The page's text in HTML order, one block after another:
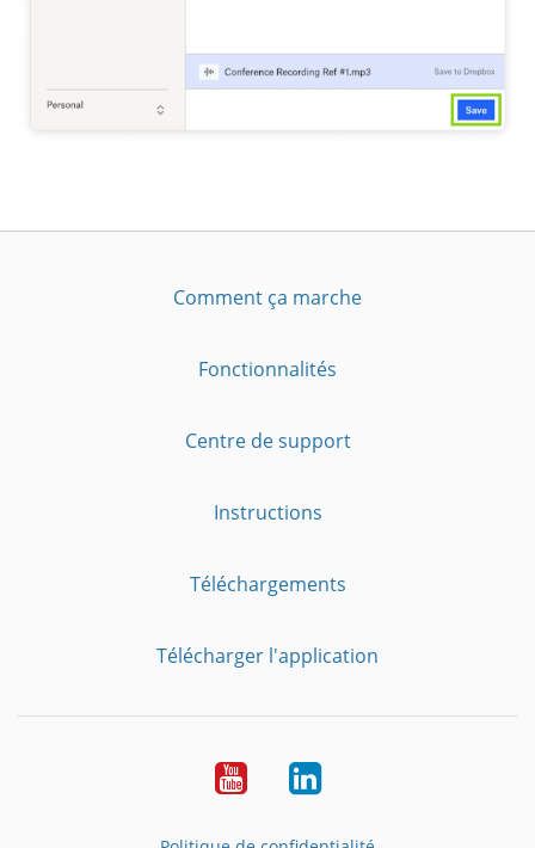
Comment ça marche
Fonctionnalités
Centre de support
Instructions
Téléchargements
Télécharger l'application
YouTubeLinkedIn